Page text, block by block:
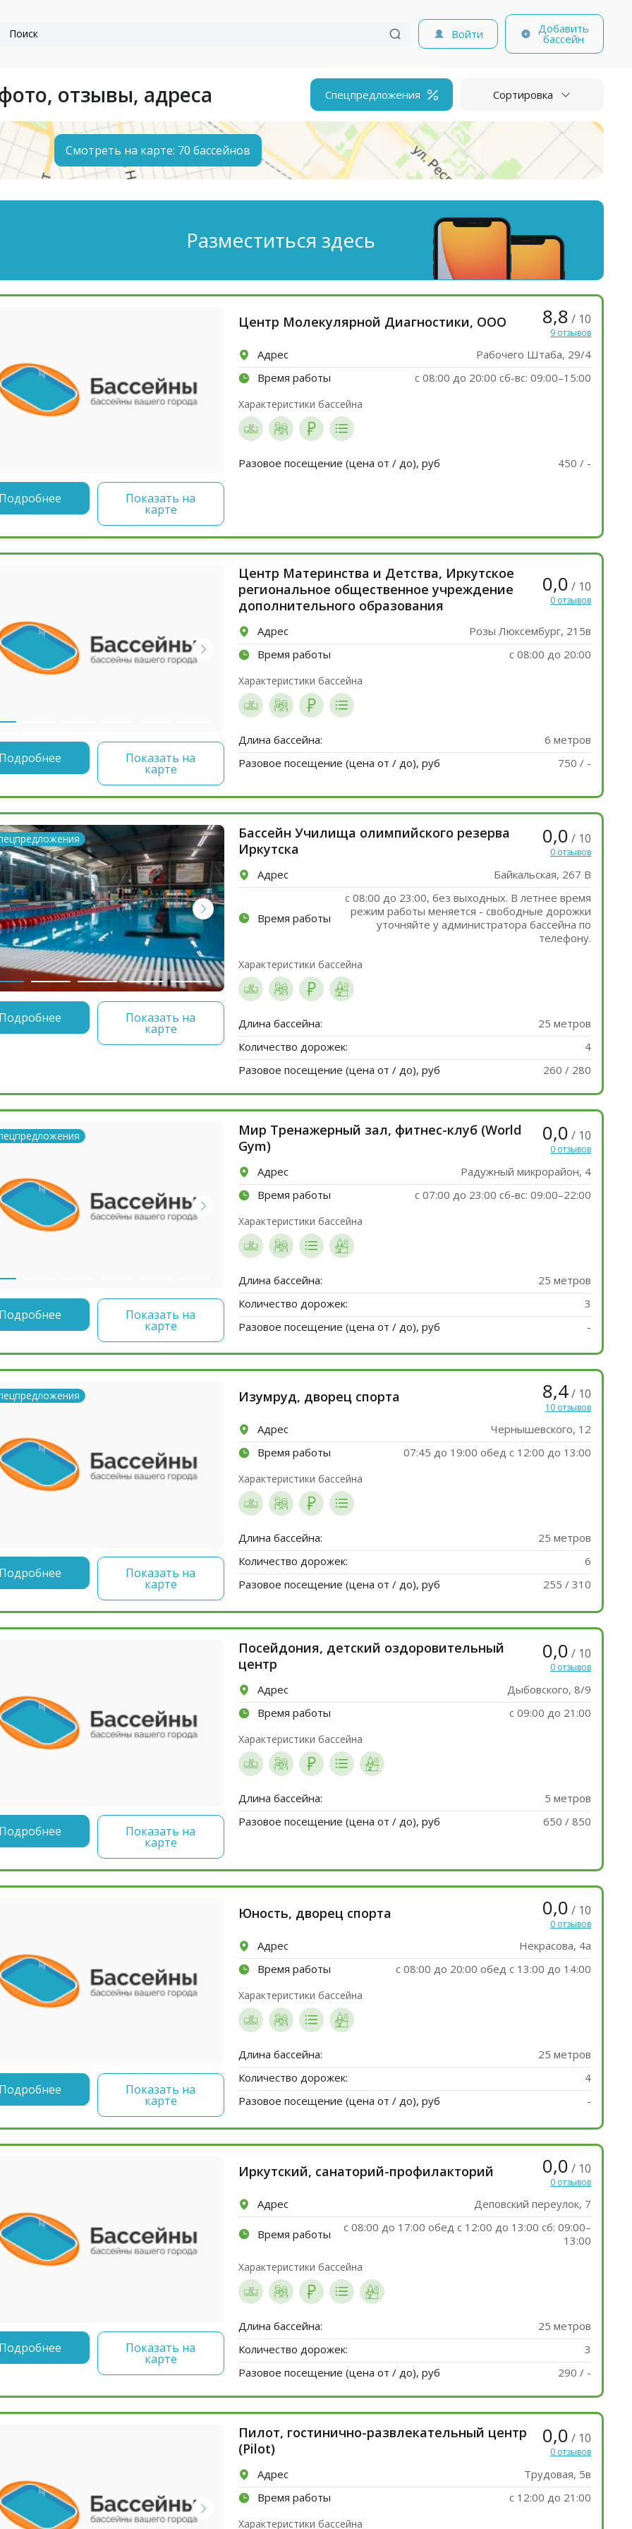
Войти Добавить
бассейн
отзывы, адреса Спецпредложения Сортировка
Смотреть на карте: 70 бассейнов
Разместиться здесь
Показать на
карте
Центр Молекулярной Диагностики, ООО 8,8 / 10
9 отзывов
Адрес
Рабочего Штаба, 29/4
Время работы
c 08:00 до 20:00 сб-вс: 09:00–15:00
Характеристики бассейна
Разовое посещение (цена от / до), руб 450 / -
Показать на
карте
Центр Материнства и Детства, Иркутское
региональное общественное учреждение
дополнительного образования
0,0 / 10
0 отзывов
Адрес
Розы Люксембург, 215в
Время работы
с 08:00 до 20:00
Характеристики бассейна
Длина бассейна:
6 метров
Разовое посещение (цена от / до), руб
750 / -
Показать на
карте
Бассейн Училища олимпийского резерва
Иркутска
0,0 / 10
0 отзывов
Адрес Байкальская, 267 В
Время работы
c 08:00 до 23:00, без выходных. В летнее время
режим работы меняется - свободные дорожки
уточняйте у администратора бассейна по
телефону.
Характеристики бассейна
Длина бассейна:
25 метров
Количество дорожек:
4
Разовое посещение (цена от / до), руб
260 / 280
Показать на
карте
Мир Тренажерный зал, фитнес-клуб (World
Gym)
0,0 / 10
0 отзывов
Адрес
Радужный микрорайон, 4
Время работы
c 07:00 до 23:00 сб-вс: 09:00–22:00
Характеристики бассейна
Длина бассейна:
25 метров
Количество дорожек:
3
Разовое посещение (цена от / до), руб
-
Показать на
карте
Изумруд, дворец спорта 8,4/ 10
10 отзывов
Адрес
Чернышевского, 12
Время работы
07:45 до 19:00 обед c 12:00 до 13:00
Характеристики бассейна
Длина бассейна:
25 метров
Количество дорожек:
6
Разовое посещение (цена от / до), руб
255 / 310
Показать на
карте
Посейдония, детский оздоровительный
центр
0,0 / 10
0 отзывов
Адрес
Дыбовского, 8/9
Время работы
с 09:00 до 21:00
Характеристики бассейна
Длина бассейна:
5 метров
Разовое посещение (цена от / до), руб
650 / 850
Показать на
карте
Юность, дворец спорта 0,0 / 10
0 отзывов
Адрес
Некрасова, 4а
Время работы
с 08:00 до 20:00 обед c 13:00 до 14:00
Характеристики бассейна
Длина бассейна:
25 метров
Количество дорожек:
4
Разовое посещение (цена от / до), руб
-
Показать на
карте
Иркутский, санаторий-профилакторий 0,0 / 10
0 отзывов
Адрес Деповский переулок, 7
Время работы
с 08:00 до 17:00 обед c 12:00 до 13:00 сб: 09:00–
13:00
Характеристики бассейна
Длина бассейна:
25 метров
Количество дорожек:
3
Разовое посещение (цена от / до), руб
290 / -
Пилот, гостинично-развлекательный центр
(Pilot)
0,0 / 10
0 отзывов
Адрес
Трудовая, 5в
Время работы
c 12:00 до 21:00
Характеристики бассейна